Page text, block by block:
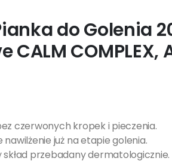
do Golenia
CALM COMPLEX,
czerwonych kropek i pieczenia.
nawilżenie już na etapie golenia.
skład przebadany dermatologicznie.